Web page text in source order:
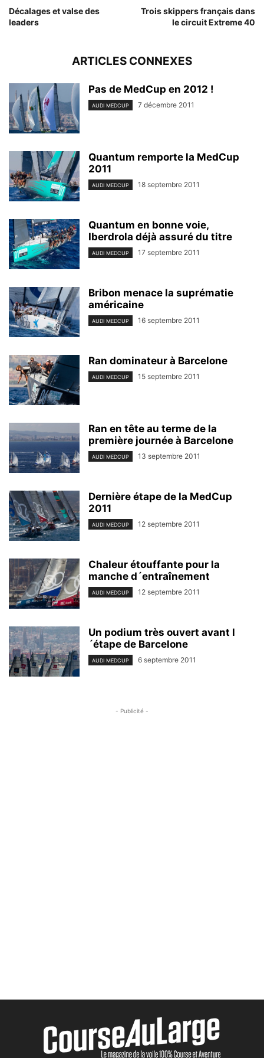
Décalages et valse des
leaders
Trois skippers français dans
le circuit Extreme 40
ARTICLES CONNEXES
Pas de MedCup en 2012 !
AUDI MEDCUP 7 décembre 2011
Quantum remporte la MedCup
2011
AUDI MEDCUP 18 septembre 2011
Quantum en bonne voie,
Iberdrola déjà assuré du titre
AUDI MEDCUP 17 septembre 2011
Bribon menace la suprématie
américaine
AUDI MEDCUP 16 septembre 2011
Ran dominateur à Barcelone
AUDI MEDCUP 15 septembre 2011
Ran en tête au terme de la
première journée à Barcelone
AUDI MEDCUP 13 septembre 2011
Dernière étape de la MedCup
2011
AUDI MEDCUP 12 septembre 2011
Chaleur étouffante pour la
manche d´entraînement
AUDI MEDCUP 12 septembre 2011
Un podium très ouvert avant l
´étape de Barcelone
AUDI MEDCUP 6 septembre 2011
- Publicité -